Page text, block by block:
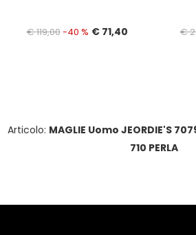
€ 119,00-40 % € 71,40 €
Articolo: MAGLIE Uomo JEORDIE'S
710 PERLA